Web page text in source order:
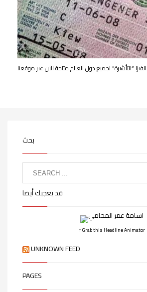
“التأشيرة” لجميع دول العالم متاحة الآن عبر موقعنا
بحث
قد يعجبك أيضا
↑ Grab this Headline Animator
UNKNOWN FEED
PAGES